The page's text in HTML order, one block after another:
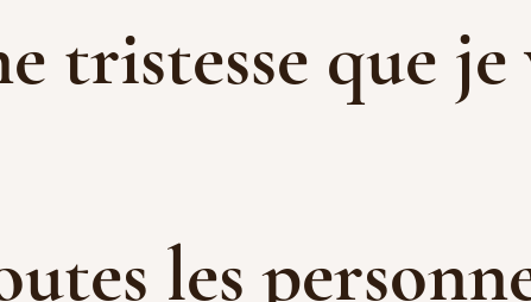
tristesse que
les